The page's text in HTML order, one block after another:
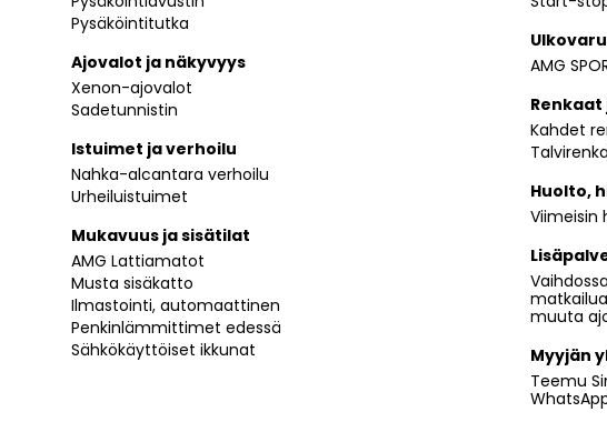
Pysäköintitutka
Ajovalot ja näkyvyys
Xenon-ajovalot
Sadetunnistin
Istuimet ja verhoilu
Nahka-alcantara verhoilu
Urheiluistuimet
Mukavuus ja sisätilat
AMG Lattiamatot
Musta sisäkatto
Ilmastointi, automaattinen
Penkinlämmittimet edessä
Sähkökäyttöiset ikkunat
AMG
Kahdet
Huolto,
Viimeisin
muuta
Myyjän
Teemu